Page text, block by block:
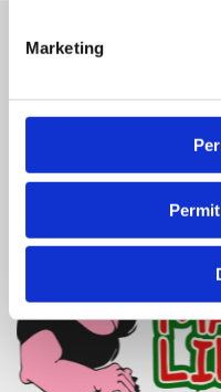
Marketing
Autres